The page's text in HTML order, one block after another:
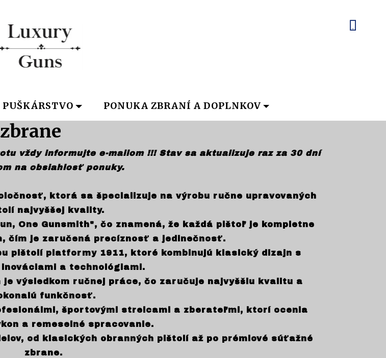
PUŠKÁRSTVO PONUKA ZBRANÍ A DOPLNKOV
vždy informujte e-mailom !!! Stav sa aktualizuje raz za 30 dní
na obsiahlosť ponuky.
ktorá sa špecializuje na výrobu ručne upravovaných
najvyššej kvality.
One Gunsmith", čo znamená, že každá pištoľ je kompletne
čím je zaručená precíznosť a jedinečnosť.
pištolí platformy 1911, ktoré kombinujú klasický dizajn s
inováciami a technológiami.
je výsledkom ručnej práce, čo zaručuje najvyššiu kvalitu a
funkčnosť.
športovými strelcami a zberateľmi, ktorí ocenia
a remeselné spracovanie.
od klasických obranných pištolí až po prémiové súťažné
zbrane.